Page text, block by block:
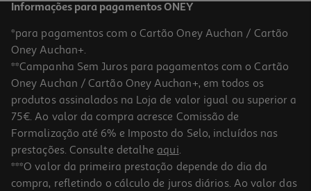
Cartolina Mab Verde Intenso 50x65cm
0.95 €/un
Informações para pagamentos ONEY
*para pagamentos com o Cartão Oney Auchan / Cartão
Oney Auchan+.
**Campanha Sem Juros para pagamentos com o Cartão
Oney Auchan / Cartão Oney Auchan+, em todos os
produtos assinalados na Loja de valor igual ou superior a
75€. Ao valor da compra acresce Comissão de
Formalização até 6% e Imposto do Selo, incluídos nas
prestações. Consulte detalhe aqui.
***O valor da primeira prestação depende do dia da
compra, refletindo o cálculo de juros diários. Ao valor das